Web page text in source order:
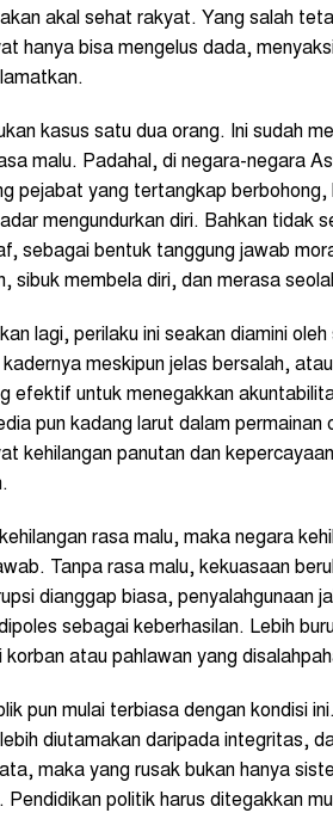
akal sehat rakyat. Yang salah
hanya bisa mengelus dada,
kasus satu dua orang. Ini sudah
malu. Padahal, di negara-negara
pejabat yang tertangkap
mengundurkan diri. Bahkan tidak
sebagai bentuk tanggung jawab
sibuk membela diri, dan merasa
lagi, perilaku ini seakan diamini
meskipun jelas bersalah,
efektif untuk menegakkan
pun kadang larut dalam permainan
kehilangan panutan dan
rasa malu, maka negara
Tanpa rasa malu, kekuasaan
dianggap biasa, penyalahgunaan
sebagai keberhasilan. Lebih
korban atau pahlawan yang
pun mulai terbiasa dengan kondisi
diutamakan daripada integritas,
maka yang rusak bukan hanya
Pendidikan politik harus ditegakkan